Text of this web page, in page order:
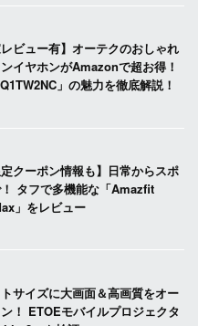
レビュー有】オーテクのおしゃれ
イヤホンがAmazonで超お得！
」の魅力を徹底解説！
定クーポン情報も】日常からスポ
タフで多機能な「Amazfit
」をレビュー
サイズに大画面＆高画質をオー
！ ETOEモバイルプロジェクタ